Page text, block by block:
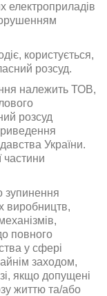
електроприладів
користується,
розсуд.
належить ТОВ,
розсуд
України.
частини
зупинення
виробництв,
повного
у сфері
заходом,
якщо допущені
життю та/або